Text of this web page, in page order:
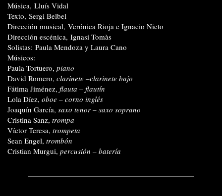
Música, Lluís Vidal
Texto, Sergi Belbel
Dirección musical, Verónica Rioja e Ignacio Nieto
Dirección escénica, Ignasi Tomàs
Solistas: Paula Mendoza y Laura Cano
Músicos:
Paula Tortuero, piano
David Romero, clarinete –clarinete bajo
Fátima Jiménez, flauta – flautín
Lola Díez, oboe – corno inglés
Joaquín García, saxo tenor – saxo soprano
Cristina Sanz, trompa
Víctor Teresa, trompeta
Sean Engel, trombón
Cristian Murgui, percusión – batería